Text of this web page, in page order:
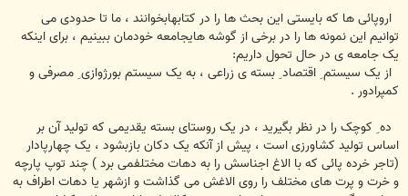
اروپائی ها که بایستی این بحث ها را در کتابهابخوانند ، ما تا حدودی می
توانیم این نمونه ها را در برخی از گوشه هایجامعه خودمان ببینیم ، برای اینکه
یک جامعه ی در حال تحول داریم:
از یک سیستم ِ اقتصاد ِ بسته ی زراعی ، به یک سیستم بورژوازی ِ مصرفی و
کمپرادور .
ده ِ کوچک را در نظر بگیرید ، در یک روستای بسته یقدیمی که تولید آن بر
اساس تولید کشاورزی است ، پیش از آنکه یک دکان بازبشود ، یک چهارپادار
(تاجر خرده پائی که با الاغ اجناسش را به دهات مختلفمی برد ) چند توپ پارچه
و خرت و پرت های مختلف را روی الاغش می گذاشت و ازشهر یا دهات اطراف به